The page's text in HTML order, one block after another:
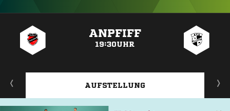
ANPFIFF
19:30UHR
AUFSTELLUNG